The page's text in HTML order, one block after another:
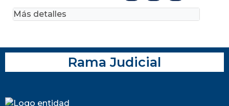
Más detalles
Rama Judicial